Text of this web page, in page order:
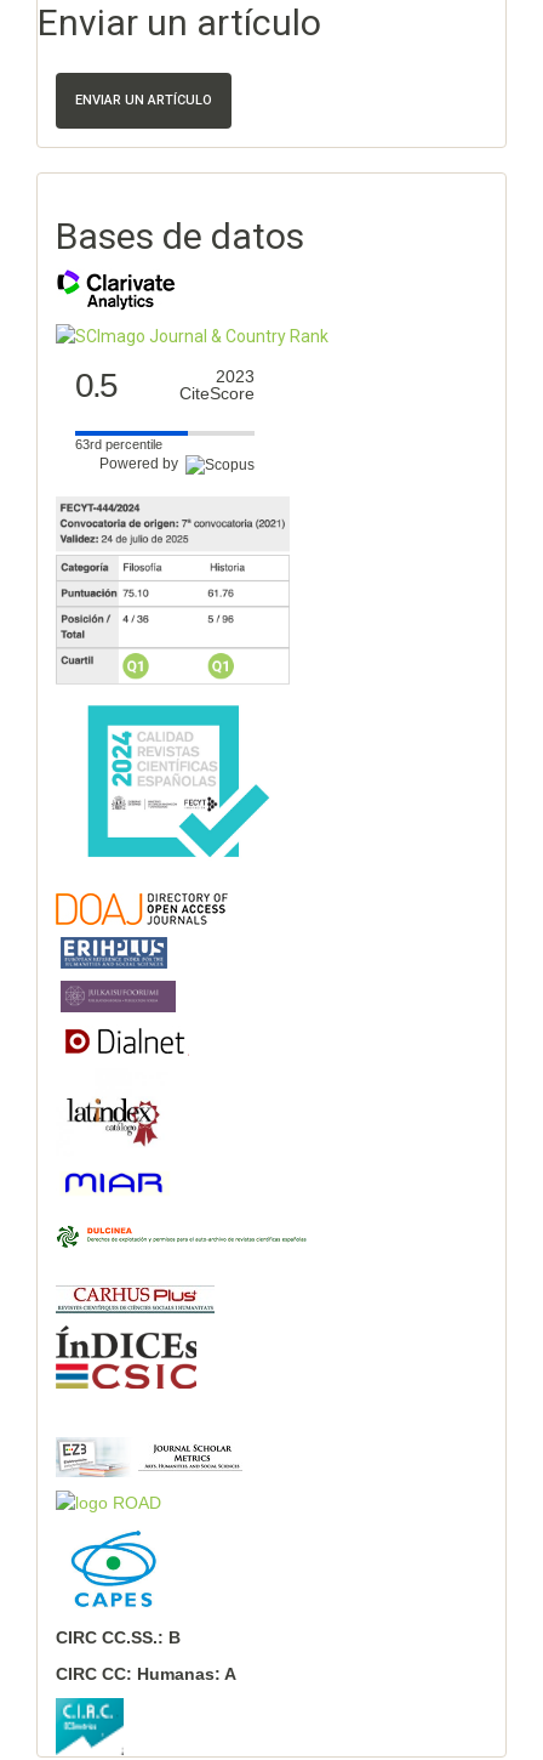
Enviar un artículo
ENVIAR UN ARTÍCULO
Bases de datos
0.5
2023
CiteScore
63rd percentile
Powered by
CIRC CC.SS.: B
CIRC CC: Humanas: A